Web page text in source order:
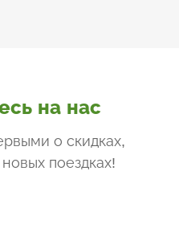
на нас
о скидках,
поездках!